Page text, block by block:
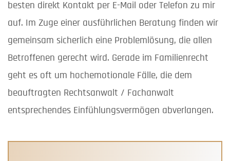
besten direkt Kontakt per E-Mail oder Telefon zu mir
auf. Im Zuge einer ausführlichen Beratung finden wir
gemeinsam sicherlich eine Problemlösung, die allen
Betroffenen gerecht wird. Gerade im Familienrecht
geht es oft um hochemotionale Fälle, die dem
beauftragten Rechtsanwalt / Fachanwalt
entsprechendes Einfühlungsvermögen abverlangen.